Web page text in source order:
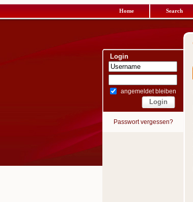
Home Search
Login
angemeldet bleiben
Passwort vergessen?